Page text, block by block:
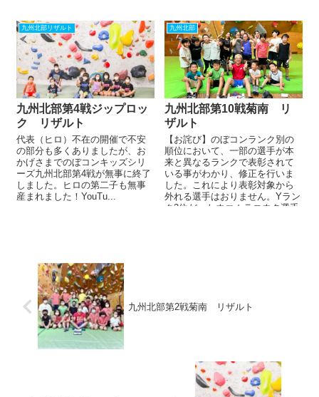
九州北部リザルト
九州北部第4戦ジップロッ
ク リザルト
代表（ヒロ）不在の開催で不安
の部分も多くありましたが、お
かげさまでのぼコンキッズシリ
ーズ九州北部第4戦が無事に終了
しました。ヒロの第二子も無事
産まれました！YouTu...
九州北部
九州北部第10戦菊南 リ
ザルト
【お詫び】のぼコンランク別の
順位において、一部の選手が本
来と異なるランクで表彰されて
いる事がわかり、修正を行いま
した。これにより表彰対象から
外れる選手はおりません。Yラン
ク3位だったウエムラコウタ選手
九州北部第2戦菊南 リザルト